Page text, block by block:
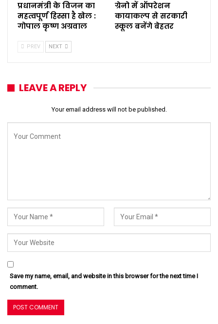
प्रधानमंत्री के विजन का
महत्वपूर्ण हिस्सा है खेल :
गोपाल कृष्ण अग्रवाल
ग्रेनो में ऑपरेशन
कायाकल्प से सरकारी
स्कूल बनेंगे बेहतर
PREV NEXT
LEAVE A REPLY
Your email address will not be published.
Save my name, email, and website in this browser for the next time I
comment.